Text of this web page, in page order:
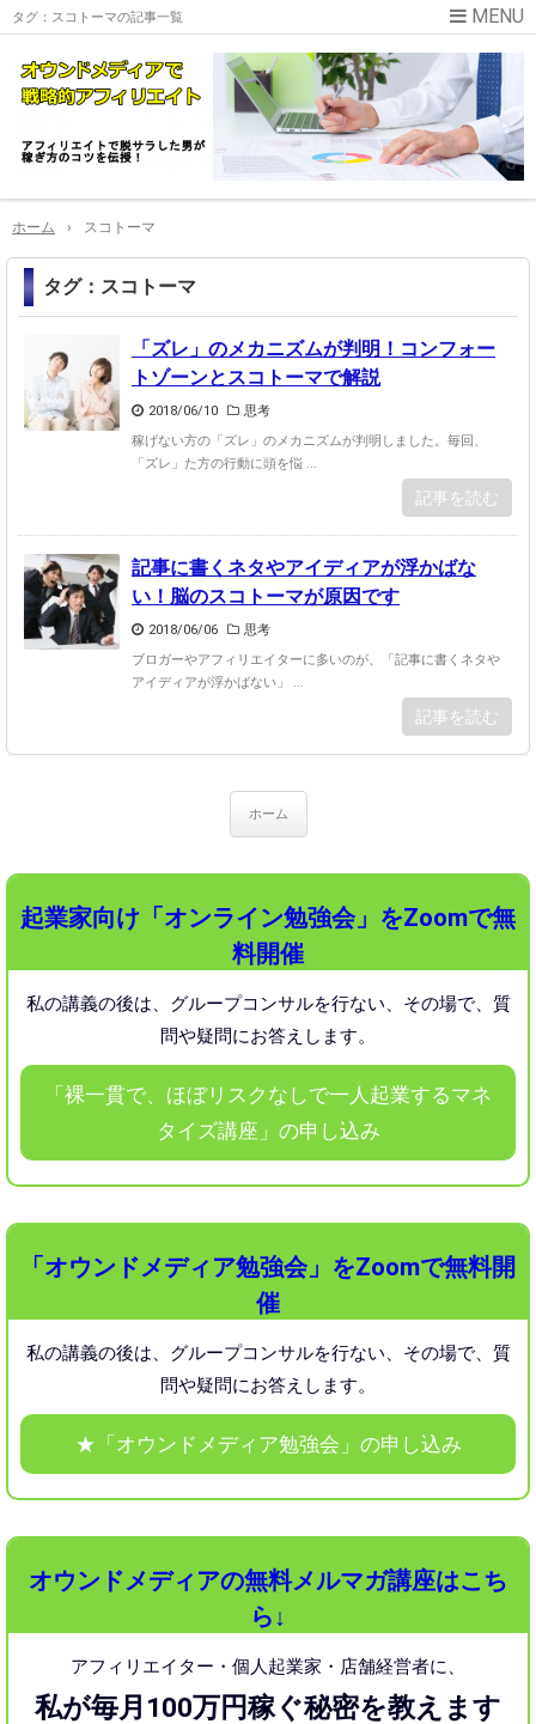
タグ：スコトーマの記事一覧
ホーム › スコトーマ
タグ：スコトーマ
「ズレ」のメカニズムが判明！コンフォー
トゾーンとスコトーマで解説
2018/06/10
思考
稼げない方の「ズレ」のメカニズムが判明しました。毎回、
「ズレ」た方の行動に頭を悩 ...
記事を読む
記事に書くネタやアイディアが浮かばな
い！脳のスコトーマが原因です
2018/06/06
思考
ブロガーやアフィリエイターに多いのが、「記事に書くネタや
アイディアが浮かばない」 ...
記事を読む
ホーム
起業家向け「オンライン勉強会」をZoomで無
料開催
私の講義の後は、グループコンサルを行ない、 その場で、質
問や疑問にお答えします。
「裸一貫で、ほぼリスクなしで一人起業するマネ
タイズ講座」の申し込み
「オウンドメディア勉強会」をZoomで無料開
催
私の講義の後は、グループコンサルを行ない、 その場で、質
問や疑問にお答えします。
★「オウンドメディア勉強会」の申し込み
オウンドメディアの無料メルマガ講座はこち
ら↓
アフィリエイター・個人起業家・店舗経営者に、
私が毎月100万円稼ぐ秘密を教えます